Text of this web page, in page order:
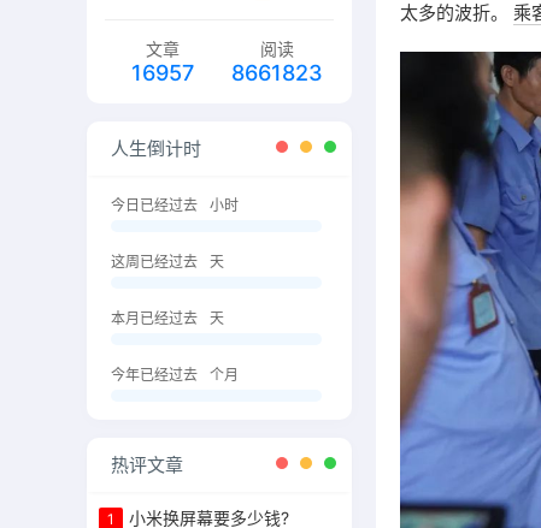
文章
16957
阅读
8661823
人生倒计时
今日已经过去 小时
这周已经过去 天
本月已经过去 天
今年已经过去 个月
热评文章
1 小米换屏幕要多少钱?
太多的波折。 乘